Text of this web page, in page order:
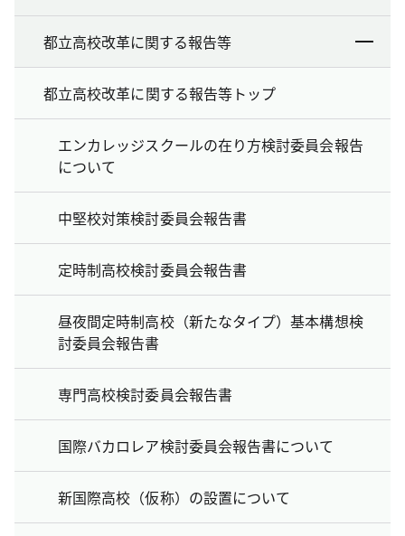
都立高校改革に関する報告等
都立高校改革に関する報告等トップ
エンカレッジスクールの在り方検討委員会報告
について
中堅校対策検討委員会報告書
定時制高校検討委員会報告書
昼夜間定時制高校（新たなタイプ）基本構想検
討委員会報告書
専門高校検討委員会報告書
国際バカロレア検討委員会報告書について
新国際高校（仮称）の設置について